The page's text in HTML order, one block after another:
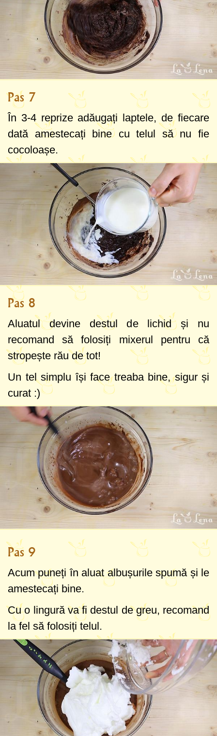
Pas 7
În 3-4 reprize adăugați laptele, de fiecare
dată amestecați bine cu telul să nu fie
cocoloașe.
Pas 8
Aluatul devine destul de lichid și nu
recomand să folosiți mixerul pentru că
stropește rău de tot!
Un tel simplu își face treaba bine, sigur și
curat :)
Pas 9
Acum puneți în aluat albușurile spumă și le
amestecați bine.
Cu o lingură va fi destul de greu, recomand
la fel să folosiți telul.